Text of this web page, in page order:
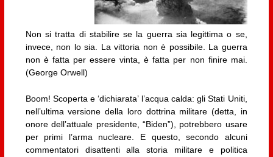
Non si tratta di stabilire se la guerra sia legittima o se,
invece, non lo sia. La vittoria non è possibile. La guerra
non è fatta per essere vinta, è fatta per non finire mai.
(George Orwell)
Boom! Scoperta e ‘dichiarata’ l’acqua calda: gli Stati Uniti,
nell’ultima versione della loro dottrina militare (detta, in
onore dell’attuale presidente, “Biden”), potrebbero usare
per primi l’arma nucleare. E questo, secondo alcuni
commentatori disattenti alla storia militare e politica